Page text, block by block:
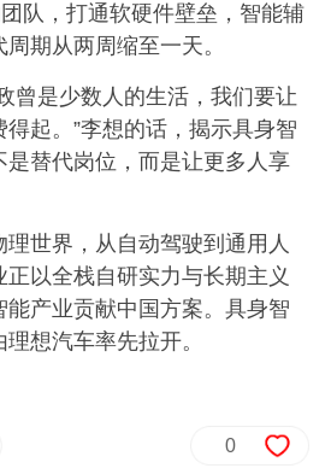
队，打通软硬件壁垒，智能辅
期从两周缩至一天。
曾是少数人的生活，我们要让
得起。”李想的话，揭示具身智
替代岗位，而是让更多人享
理世界，从自动驾驶到通用人
以全栈自研实力与长期主义
能产业贡献中国方案。具身智
想汽车率先拉开。
0